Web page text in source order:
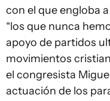
con el que engloba
“los que nunca
apoyo de partidos
movimientos
el congresista
actuación de los